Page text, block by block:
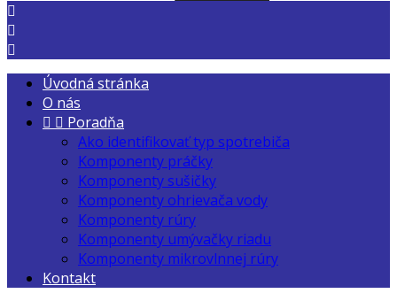



Úvodná stránka
O nás
  Poradňa
Ako identifikovať typ spotrebiča
Komponenty práčky
Komponenty sušičky
Komponenty ohrievača vody
Komponenty rúry
Komponenty umývačky riadu
Komponenty mikrovlnnej rúry
Kontakt